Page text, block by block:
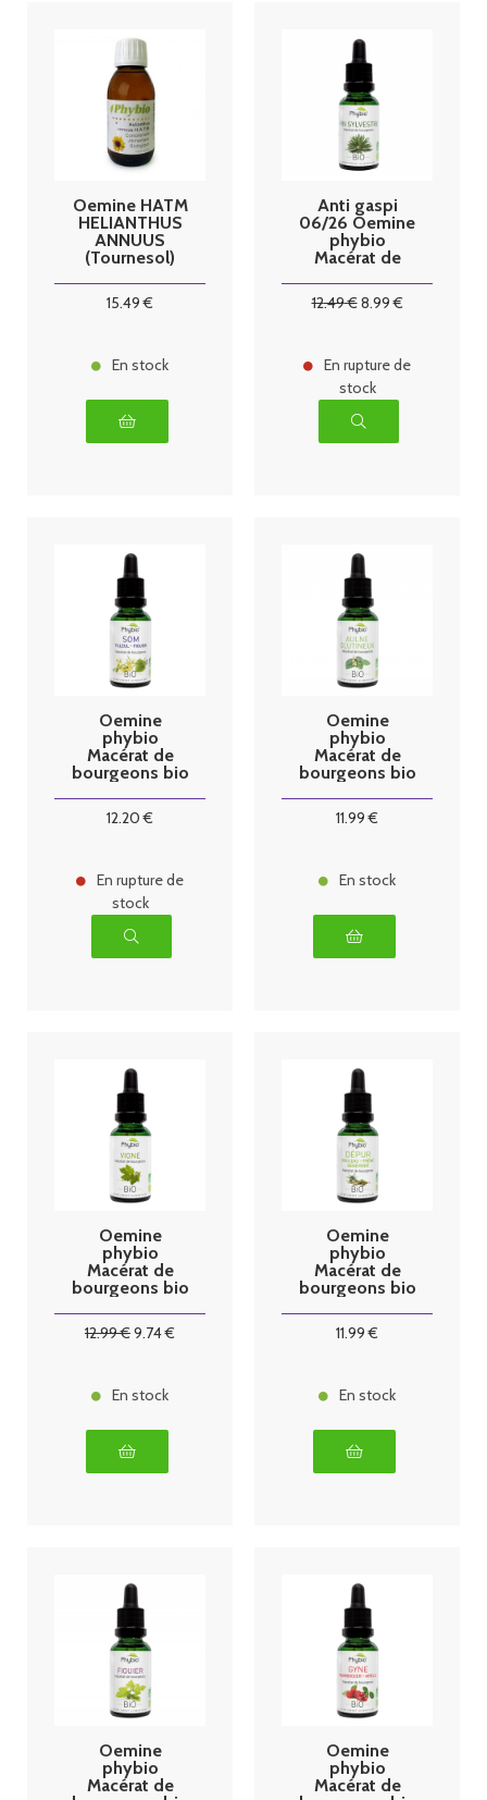
Oemine HATM
HELIANTHUS
ANNUUS
(Tournesol)
15.49 €
En stock
Anti gaspi
06/26 Oemine
phybio
Macérat de
sylvestre
12.49€8.99€
En rupture de
stock
Oemine
phybio
Macérat de
bourgeons bio
12.20 €
En rupture de
stock
Oemine
phybio
Macérat de
bourgeons bio
11.99 €
En stock
Oemine
phybio
Macérat de
bourgeons bio
12.99€9.74€
En stock
Oemine
phybio
Macérat de
bourgeons bio
11.99 €
En stock
Oemine
phybio
Macérat de
Oemine
phybio
Macérat de